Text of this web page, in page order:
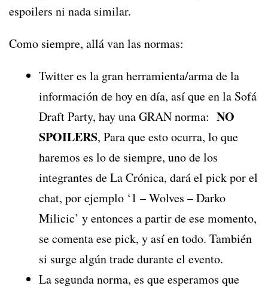
espoilers ni nada similar.
Como siempre, allá van las normas:
Twitter es la gran herramienta/arma de la
información de hoy en día, así que en la Sofá
Draft Party, hay una GRAN norma: NO
SPOILERS, Para que esto ocurra, lo que
haremos es lo de siempre, uno de los
integrantes de La Crónica, dará el pick por el
chat, por ejemplo ‘1 – Wolves – Darko
Milicic’ y entonces a partir de ese momento,
se comenta ese pick, y así en todo. También
si surge algún trade durante el evento.
La segunda norma, es que esperamos que